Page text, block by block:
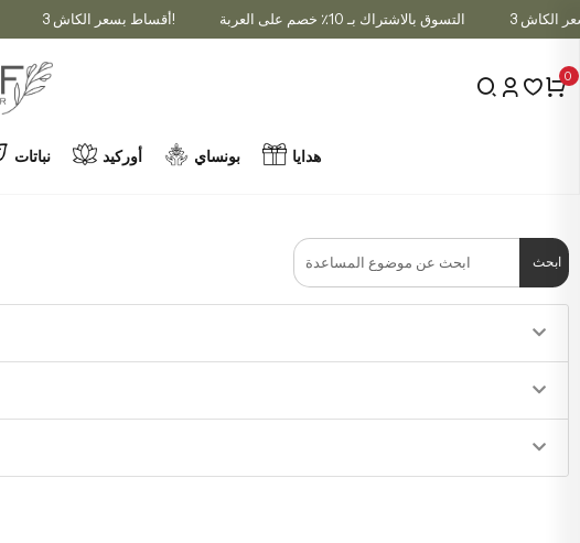
التسوق بالاشتراك بـ 10٪ خصم على العربة
0
نباتات أوركيد بونساي هدايا
ابحث